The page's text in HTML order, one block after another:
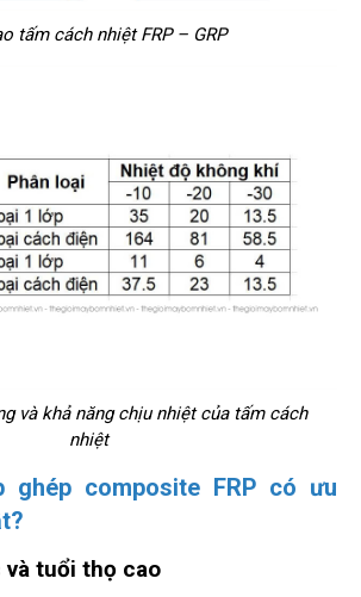
tấm cách nhiệt FRP – GRP
và khả năng chịu nhiệt của tấm cách
nhiệt
ghép composite FRP có ưu
tuổi thọ cao